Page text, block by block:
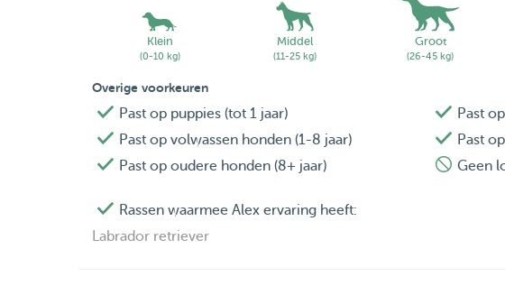
Klein
(0-10 kg)
Middel
(11-25 kg)
Groot
(26-45 kg)
Overige voorkeuren
Past op puppies (tot 1 jaar)
Past op volwassen honden (1-8 jaar)
Past op oudere honden (8+ jaar)
Past
Past
Geen
Rassen waarmee Alex ervaring heeft:
Labrador retriever